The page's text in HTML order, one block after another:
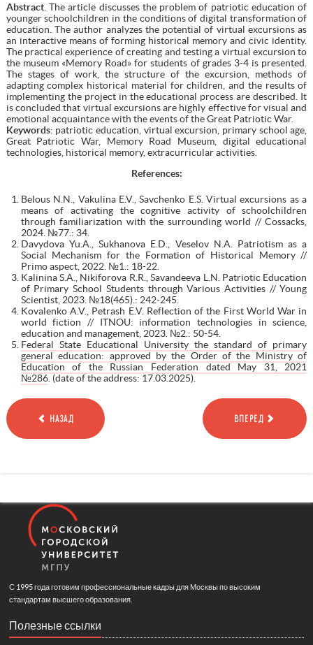
Abstract. The article discusses the problem of patriotic education of
younger schoolchildren in the conditions of digital transformation of
education. The author analyzes the potential of virtual excursions as
an interactive means of forming historical memory and civic identity.
The practical experience of creating and testing a virtual excursion to
the museum «Memory Road» for students of grades 3-4 is presented.
The stages of work, the structure of the excursion, methods of
adapting complex historical material for children, and the results of
implementing the project in the educational process are described. It
is concluded that virtual excursions are highly effective for visual and
emotional acquaintance with the events of the Great Patriotic War.
Keywords: patriotic education, virtual excursion, primary school age,
Great Patriotic War, Memory Road Museum, digital educational
technologies, historical memory, extracurricular activities.
References:
Belous N.N., Vakulina E.V., Savchenko E.S. Virtual excursions as a
means of activating the cognitive activity of schoolchildren
through familiarization with the surrounding world // Cossacks,
2024. №77.: 34.
Davydova Yu.A., Sukhanova E.D., Veselov N.A. Patriotism as a
Social Mechanism for the Formation of Historical Memory //
Primo aspect, 2022. №1.: 18-22.
Kalinina S.A., Nikiforova R.R., Savandeeva L.N. Patriotic Education
of Primary School Students through Various Activities // Young
Scientist, 2023. №18(465).: 242-245.
Kovalenko A.V., Petrash E.V. Reflection of the First World War in
world fiction // ITNOU: information technologies in science,
education and management, 2023. №2.: 50-54.
Federal State Educational University the standard of primary
general education: approved by the Order of the Ministry of
Education of the Russian Federation dated May 31, 2021
№286. (date of the address: 17.03.2025).
НАЗАД ВПЕРЕД
С 1995 года готовим профессиональные кадры для Москвы по высоким
стандартам высшего образования.
Полезные ссылки